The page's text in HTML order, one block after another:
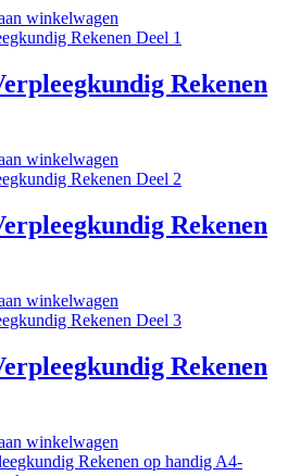
winkelwagen
Rekenen
winkelwagen
Rekenen
winkelwagen
Rekenen
winkelwagen